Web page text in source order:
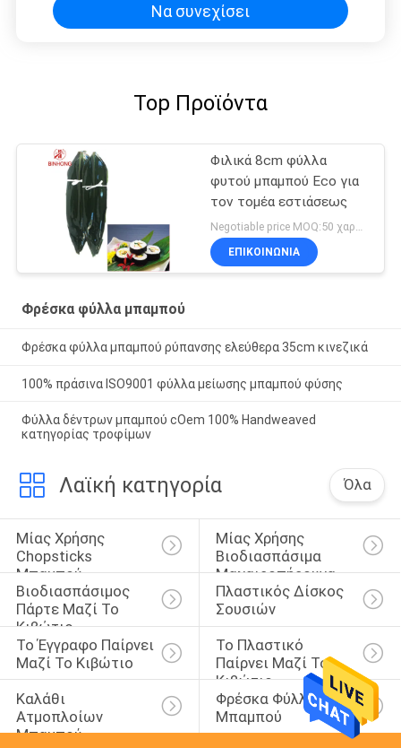
Να συνεχίσει
Top Προϊόντα
Φιλικά 8cm φύλλα
φυτού μπαμπού Eco για
τον τομέα εστιάσεως
ΕΠΙΚΟΙΝΩΝΙΑ
Φρέσκα φύλλα μπαμπού
Φρέσκα φύλλα μπαμπού ρύπανσης ελεύθερα 35cm κινεζικά
100% πράσινα ISO9001 φύλλα μείωσης μπαμπού φύσης
Φύλλα δέντρων μπαμπού cOem 100% Handweaved
κατηγορίας τροφίμων
Λαϊκή κατηγορία Όλα
Μίας Χρήσης
Chopsticks
Μπαμπού
Μίας Χρήσης
Βιοδιασπάσιμα
Μαχαιροπήρουνα
Βιοδιασπάσιμος
Πάρτε Μαζί Το
Κιβώτιο
Πλαστικός Δίσκος
Σουσιών
Το Έγγραφο Παίρνει
Μαζί Το Κιβώτιο
Το Πλαστικό
Παίρνει Μαζί Το
Κιβώτιο
Καλάθι
Ατμοπλοίων
Μπαμπού
Φρέσκα Φύλλα
Μπαμπού